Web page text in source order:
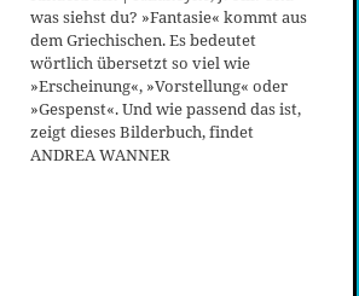
was siehst du? »Fantasie« kommt aus
dem Griechischen. Es bedeutet
wörtlich übersetzt so viel wie
»Erscheinung«, »Vorstellung« oder
»Gespenst«. Und wie passend das ist,
zeigt dieses Bilderbuch, findet
ANDREA WANNER